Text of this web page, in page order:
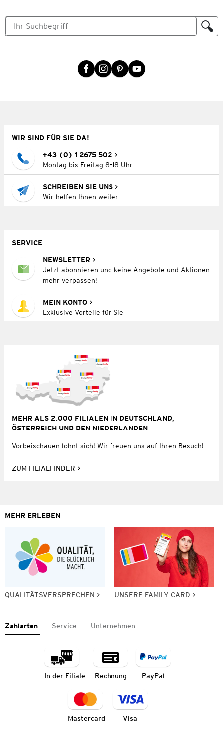
WIR SIND FÜR SIE DA!
+43 (0) 1 2675 502
Montag bis Freitag 8–18 Uhr
SCHREIBEN SIE UNS
Wir helfen Ihnen weiter
SERVICE
NEWSLETTER
Jetzt abonnieren und keine Angebote und Aktionen
mehr verpassen!
MEIN KONTO
Exklusive Vorteile für Sie
MEHR ALS 2.000 FILIALEN IN DEUTSCHLAND,
ÖSTERREICH UND DEN NIEDERLANDEN
Vorbeischauen lohnt sich! Wir freuen uns auf Ihren Besuch!
ZUM FILIALFINDER
MEHR ERLEBEN
QUALITÄTSVERSPRECHEN UNSERE FAMILY CARD
Zahlarten Service Unternehmen
In der Filiale Rechnung PayPal
Mastercard Visa